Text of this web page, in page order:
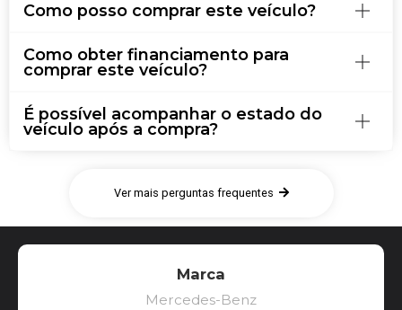
Como posso comprar este veículo?
Como obter financiamento para
comprar este veículo?
É possível acompanhar o estado do
veículo após a compra?
Ver mais perguntas frequentes
Marca
Mercedes-Benz